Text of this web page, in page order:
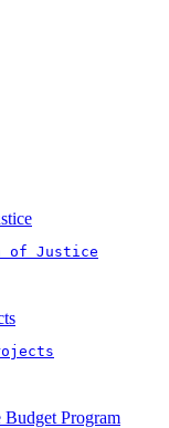
of Justice
Program